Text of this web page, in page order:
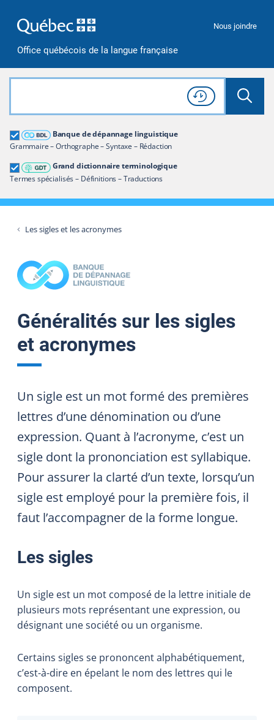
Office québécois de la langue française
Nous joindre
Rechercher dans tout le site
Lancer
Consulter l'
Historique
de recherche
Banque de dépannage linguistique
Grammaire – Orthographe – Syntaxe – Rédaction
Grand dictionnaire terminologique
Termes spécialisés – Définitions – Traductions
Grand dictionnaire terminologique
Restreindre aux termes
Les sigles et les acronymes
Généralités sur les sigles
et acronymes
Un sigle est un mot formé des premières
lettres d’une dénomination ou d’une
expression. Quant à l’acronyme, c’est un
sigle dont la prononciation est syllabique.
Pour assurer la clarté d’un texte, lorsqu’un
sigle est employé pour la première fois, il
faut l’accompagner de la forme longue.
Les sigles
Un sigle est un mot composé de la lettre initiale de
plusieurs mots représentant une expression, ou
désignant une société ou un organisme.
Certains sigles se prononcent alphabétiquement,
c’est-à-dire en épelant le nom des lettres qui le
composent.